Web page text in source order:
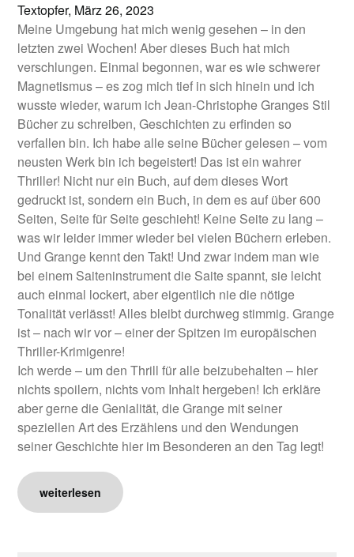
Textopfer, März 26, 2023
Meine Umgebung hat mich wenig gesehen – in den
letzten zwei Wochen! Aber dieses Buch hat mich
verschlungen. Einmal begonnen, war es wie schwerer
Magnetismus – es zog mich tief in sich hinein und ich
wusste wieder, warum ich Jean-Christophe Granges Stil
Bücher zu schreiben, Geschichten zu erfinden so
verfallen bin. Ich habe alle seine Bücher gelesen – vom
neusten Werk bin ich begeistert! Das ist ein wahrer
Thriller! Nicht nur ein Buch, auf dem dieses Wort
gedruckt ist, sondern ein Buch, in dem es auf über 600
Seiten, Seite für Seite geschieht! Keine Seite zu lang –
was wir leider immer wieder bei vielen Büchern erleben.
Und Grange kennt den Takt! Und zwar indem man wie
bei einem Saiteninstrument die Saite spannt, sie leicht
auch einmal lockert, aber eigentlich nie die nötige
Tonalität verlässt! Alles bleibt durchweg stimmig. Grange
ist – nach wir vor – einer der Spitzen im europäischen
Thriller-Krimigenre!
Ich werde – um den Thrill für alle beizubehalten – hier
nichts spoilern, nichts vom Inhalt hergeben! Ich erkläre
aber gerne die Genialität, die Grange mit seiner
speziellen Art des Erzählens und den Wendungen
seiner Geschichte hier im Besonderen an den Tag legt!
weiterlesen